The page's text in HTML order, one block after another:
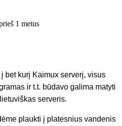
1 metus
bet kurį Kaimux serverį, visus
ir t.t. būdavo galima matyti
serveris.
plaukti į platesnius vandenis